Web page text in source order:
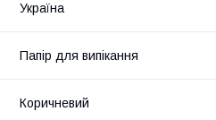
Україна
Папір для випікання
Коричневий